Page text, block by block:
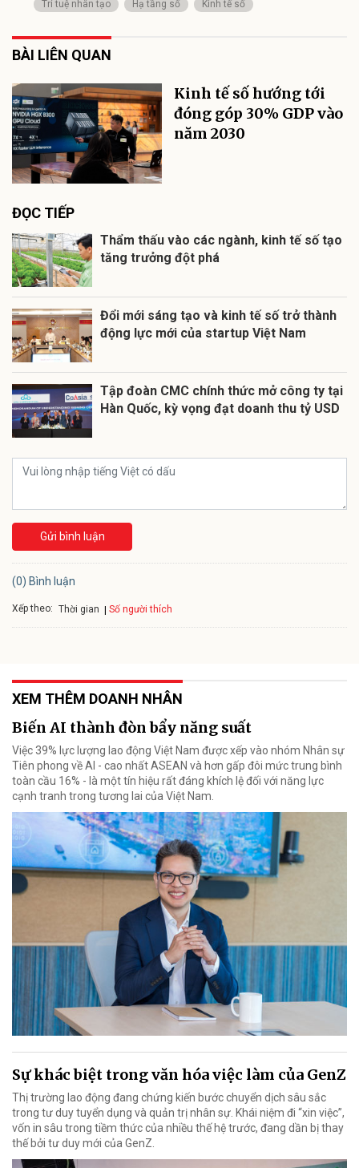
Trí tuệ nhân tạo Hạ tầng số Kinh tế số
BÀI LIÊN QUAN
Kinh tế số hướng tới
đóng góp 30% GDP vào
năm 2030
ĐỌC TIẾP
Thẩm thấu vào các ngành, kinh tế số tạo
tăng trưởng đột phá
Đổi mới sáng tạo và kinh tế số trở thành
động lực mới của startup Việt Nam
Tập đoàn CMC chính thức mở công ty tại
Hàn Quốc, kỳ vọng đạt doanh thu tỷ USD
Gửi bình luận
(0) Bình luận
Xếp theo: Thời gian Số người thích
XEM THÊM DOANH NHÂN
Biến AI thành đòn bẩy năng suất
Việc 39% lực lượng lao động Việt Nam được xếp vào nhóm Nhân sự
Tiên phong về AI - cao nhất ASEAN và hơn gấp đôi mức trung bình
toàn cầu 16% - là một tín hiệu rất đáng khích lệ đối với năng lực
cạnh tranh trong tương lai của Việt Nam.
Sự khác biệt trong văn hóa việc làm của GenZ
Thị trường lao động đang chứng kiến bước chuyển dịch sâu sắc
trong tư duy tuyển dụng và quản trị nhân sự. Khái niệm đi “xin việc”,
vốn in sâu trong tiềm thức của nhiều thế hệ trước, đang dần bị thay
thế bởi tư duy mới của GenZ.